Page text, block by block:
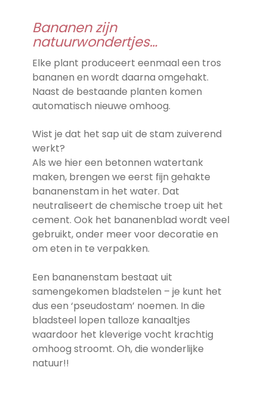
Bananen zijn
natuurwondertjes…
Elke plant produceert eenmaal een tros
bananen en wordt daarna omgehakt.
Naast de bestaande planten komen
automatisch nieuwe omhoog.
Wist je dat het sap uit de stam zuiverend
werkt?
Als we hier een betonnen watertank
maken, brengen we eerst fijn gehakte
bananenstam in het water. Dat
neutraliseert de chemische troep uit het
cement. Ook het bananenblad wordt veel
gebruikt, onder meer voor decoratie en
om eten in te verpakken.
Een bananenstam bestaat uit
samengekomen bladstelen – je kunt het
dus een ‘pseudostam’ noemen. In die
bladsteel lopen talloze kanaaltjes
waardoor het kleverige vocht krachtig
omhoog stroomt. Oh, die wonderlijke
natuur!!